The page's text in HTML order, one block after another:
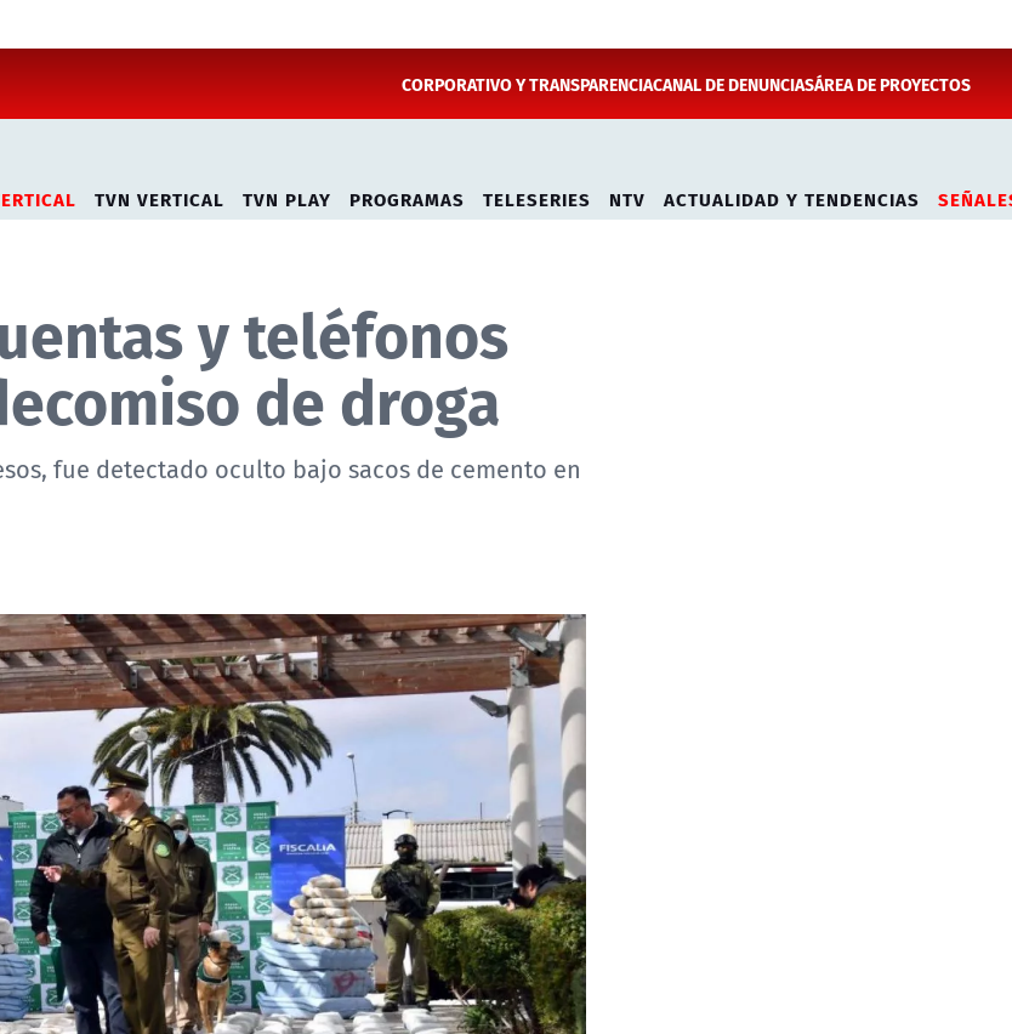
CORPORATIVO Y TRANSPARENCIACANAL DE DENUNCIASÁREA DE PROYECTOS
TVN VERTICAL TVN PLAY PROGRAMAS TELESERIES NTV ACTUALIDAD Y TENDENCIAS
y teléfonos
de droga
fue detectado oculto bajo sacos de cemento en